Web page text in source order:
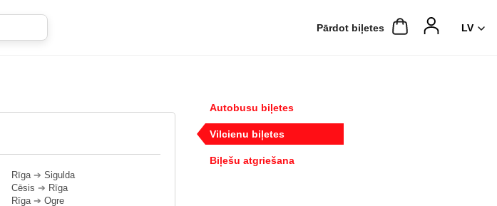
Pārdot biļetes
Rīga➔ Sigulda
Cēsis ➔ Rīga
Rīga➔ Ogre
Autobusu biļetes
Vilcienu biļetes
Biļešu atgriešana